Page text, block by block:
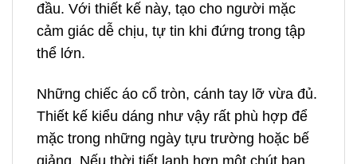
đầu. Với thiết kế này, tạo cho người mặc
cảm giác dễ chịu, tự tin khi đứng trong tập
thể lớn.
Những chiếc áo cổ tròn, cánh tay lỡ vừa đủ.
Thiết kế kiểu dáng như vậy rất phù hợp để
mặc trong những ngày tựu trường hoặc bế
giảng. Nếu thời tiết lạnh hơn một chút bạn